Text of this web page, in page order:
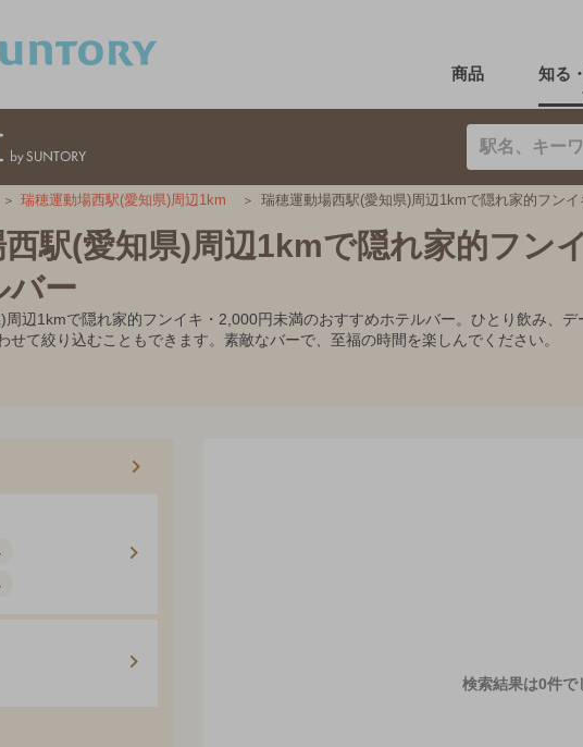
商品 知る
瑞穂運動場西駅(愛知県)周辺1km 瑞穂運動場西駅(愛知県)周辺1kmで隠れ家的フン
駅(愛知県)周辺1kmで隠れ家的フン
バー
辺1kmで隠れ家的フンイキ・2,000円未満のおすすめホテルバー。ひとり飲み、
せて絞り込むこともできます。素敵なバーで、至福の時間を楽しんでください。
検索結果は0件で